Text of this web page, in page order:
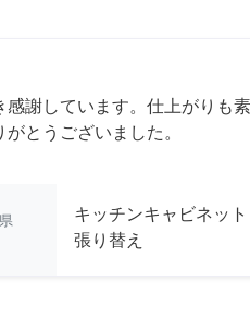
感謝しています。仕上がりも
とうございました。
キッチンキャビネット
張り替え